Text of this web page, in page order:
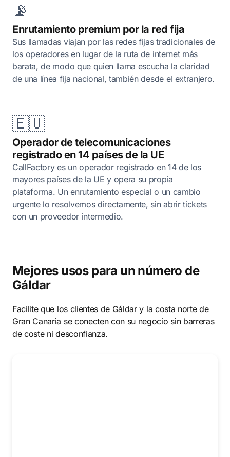
📡
Enrutamiento premium por la red fija
Sus llamadas viajan por las redes fijas tradicionales de
los operadores en lugar de la ruta de internet más
barata, de modo que quien llama escucha la claridad
de una línea fija nacional, también desde el extranjero.
🇪🇺
Operador de telecomunicaciones
registrado en 14 países de la UE
CallFactory es un operador registrado en 14 de los
mayores países de la UE y opera su propia
plataforma. Un enrutamiento especial o un cambio
urgente lo resolvemos directamente, sin abrir tickets
con un proveedor intermedio.
Mejores usos para un número de
Gáldar
Facilite que los clientes de Gáldar y la costa norte de
Gran Canaria se conecten con su negocio sin barreras
de coste ni desconfianza.